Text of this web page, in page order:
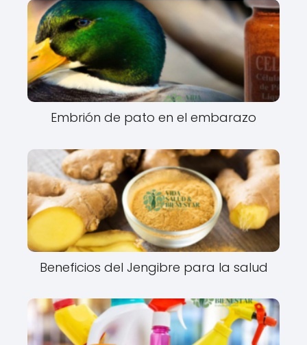
Embrión de pato en el embarazo
Beneficios del Jengibre para la salud